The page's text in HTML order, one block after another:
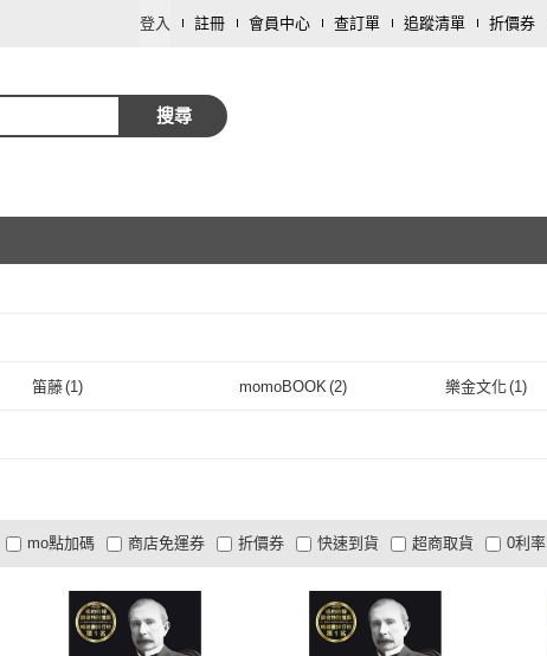
登入 註冊 會員中心 查訂單 追蹤清單 折價券
搜尋
笛藤(1) momoBOOK (2) 樂金文化(1)
折價券
有影片
商品有量 電視購物
mo點加碼 快速到貨 超商取貨
低溫宅配
大家電安心配
大家電快配
定期配/分次配
商店免運券 0利率
貨到付款 超商付款
5
及以上 3 及以上 1 及以上